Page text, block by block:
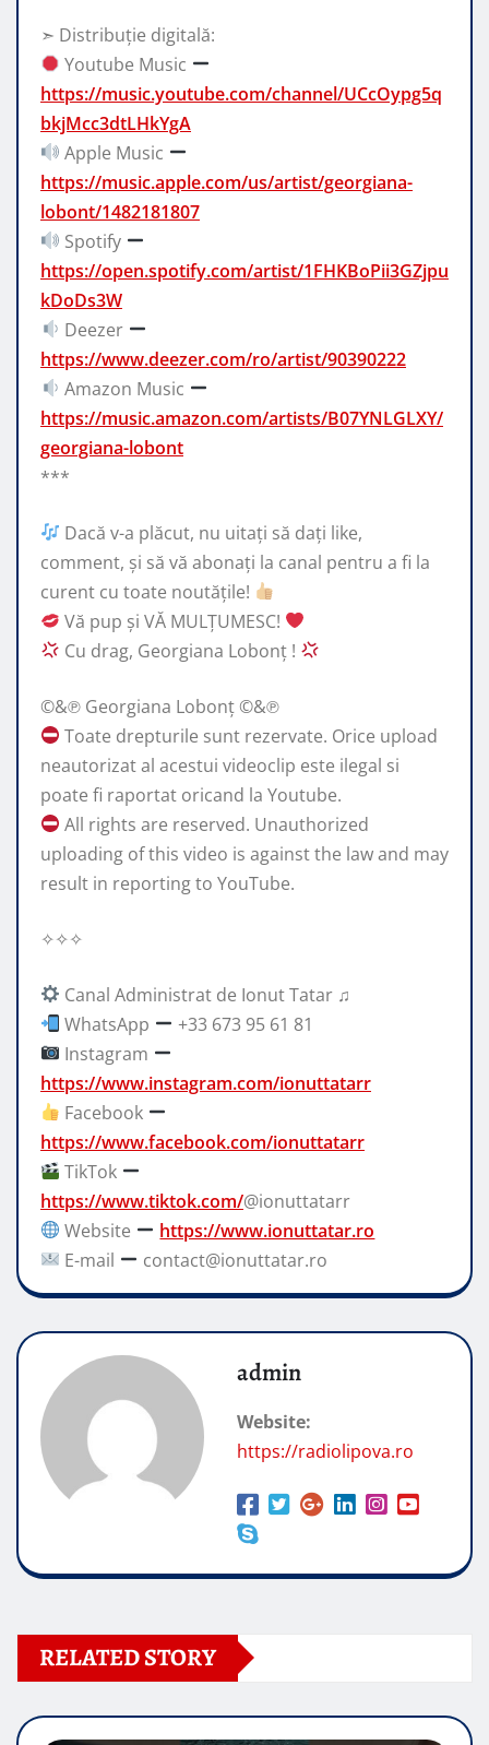
➣ Distribuție digitală:
Youtube Music
https://music.youtube.com/channel/UCcOypg5q
bkjMcc3dtLHkYgA
Apple Music
https://music.apple.com/us/artist/georgiana-
lobont/1482181807
Spotify
https://open.spotify.com/artist/1FHKBoPii3GZjpu
kDoDs3W
Deezer
https://www.deezer.com/ro/artist/90390222
Amazon Music
https://music.amazon.com/artists/B07YNLGLXY/
georgiana-lobont
***
Dacă v-a plăcut, nu uitați să dați like,
comment, și să vă abonați la canal pentru a fi la
curent cu toate noutățile!
Vă pup și VĂ MULȚUMESC!
Cu drag, Georgiana Lobonț !
©&℗ Georgiana Lobonț ©&℗
Toate drepturile sunt rezervate. Orice upload
neautorizat al acestui videoclip este ilegal si
poate fi raportat oricand la Youtube.
All rights are reserved. Unauthorized
uploading of this video is against the law and may
result in reporting to YouTube.
✧✧✧
Canal Administrat de Ionut Tatar ♫
WhatsApp
+33 673 95 61 81
Instagram
https://www.instagram.com/ionuttatarr
Facebook
https://www.facebook.com/ionuttatarr
TikTok
https://www.tiktok.com/@ionuttatarr
Website
https://www.ionuttatar.ro
E-mail
contact@ionuttatar.ro
admin
Website:
https://radiolipova.ro
RELATED STORY